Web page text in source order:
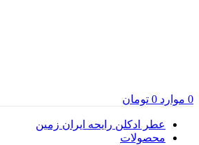
0 موارد 0 تومان
عطر ادکلن رایحه ایران زمین
محصولات